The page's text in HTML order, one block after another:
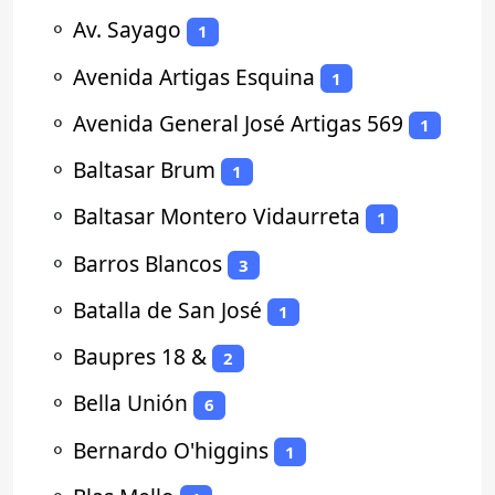
⚬ Av. Sayago 1
⚬ Avenida Artigas Esquina 1
⚬ Avenida General José Artigas 569 1
⚬ Baltasar Brum 1
⚬ Baltasar Montero Vidaurreta 1
⚬ Barros Blancos 3
⚬ Batalla de San José 1
⚬ Baupres 18 & 2
⚬ Bella Unión 6
⚬ Bernardo O'higgins 1